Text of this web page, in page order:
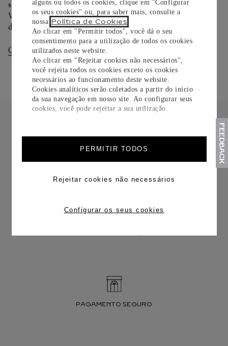
alguns ou todos os cookies, clique em "Configurar
os seus cookies" ou, para saber mais, consulte a
nossa Política de Cookies
Ao clicar em "Permitir todos", você dá o seu
consentimento para a utilização de todos os cookies
utilizados neste website.
Ao clicar em "Rejeitar cookies não necessários",
você rejeita todos os cookies exceto os cookies
necessários ao funcionamento deste website.
Cookies analíticos serão coletados a partir do início
da sua navegação em nosso site. Ao configurar seus
cookies, você pode rejeitar a sua utilização.
PERMITIR TODOS
Rejeitar cookies não necessários
Configurar os seus cookies
sua preferência na finalização de seu pedido.
Você pode trocar ou devolver sua criação Cartier em até 30
dias.
Consultar Entregas Consultar Devoluções
FRETE CORTESIA
PAGAMENTO SEGURO